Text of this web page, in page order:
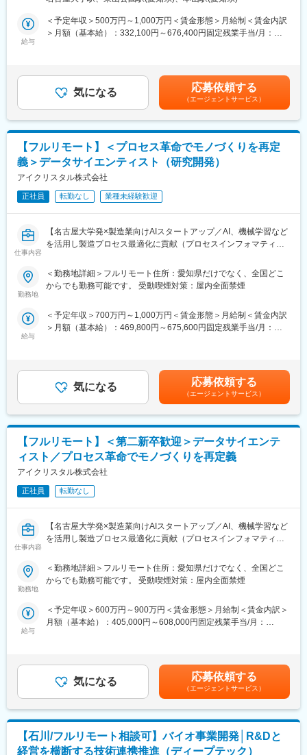
・シミュレーションを有効活用し、試作や製造工程を短縮し歩留
まり向上に貢献頂きます。
・オープンソースCAEのソルバー開発
・CAEや物理ドメインに関するリサーチ
■業務の魅力
・CAE解析にAIを組み合わせたソリューションの経験を積むこと
が可能です。
・クライアントの製造現場のエンジニアの方々とのコミュニケー
ション機会も豊富です。現場の方から情報を引き出すためのコミ
■中途入社者からの声
もフラットに議論できる」「自社開発の教育システムで学びなが
らスピード成長」「国家プロジェクトや大手企業との共同研究に
■フルリモート勤務
どこからでも勤務可能です。実際に隔月出社のペースで働いてい
る社員もいます。
・名古屋大学・宇治原研究室の先端研究を基盤に生まれたスター
トアップ企業です。
・製造業の「当たり前」を変える新技術である、プロセスインフ
ンを作り、仮想実験で最適条件を瞬時に導きます。結果、開発期
間は短縮、さらに高品質な製品開発に繋げることができます。
・仲間はAIエンジニアや大手企業出身者など多彩なメンバーで構
成され、資金調達も完了しています。
・国家プロジェクトや大手企業との共同研究も進行中で、日本の
ものづくりに新しい常識を生み出す挑戦を続けています。
給与
＜予定年収＞500万円～1,000万円＜賃金形態＞月給制＜賃金内訳
＞月額（基本給）：332,100円～676,400円固定残業手当/月：
給与改定：年2回（1月、7月）■賞与：年2回（3月、9月）賃金は
あくまでも目安の金額であり、選考を通じて上下する可能性があ
ります。月給(月額)は固定手当を含めた表記です。
気になる 応募依頼する
（エージェントサービス）
【フルリモート】＜プロセス革命でモノづくりを再定
義＞データサイエンティスト（研究開発）
アイクリスタル株式会社
正社員 転勤なし 業種未経験歓迎
仕事内容
【名古屋大学発×製造業向けAIスタートアップ／AI、機械学習など
を活用し製造プロセス最適化に貢献（プロセスインフォマティク
■業務内容
機械学習や統計学、数理最適化を駆使して製造業における課題解
て頂きます。企業や研究所、大学との共同研究プロジェクトも多
く、新規性のあるものについては学会発表や論文投稿、特許の取
づくりを根本から改善し、直接社会の役に立てます。
・製造業ドメイン知識を持つ社員との議論をしながらの機械学
習、統計的手法や数理最適化を用いて課題解決に取り組めます。
研究要素・新規性のあるものについては学会発表や論文投稿、特
許の取得等をすることも可能です。
■中途入社者からの声
「前職の経験を活かしながら新しい技術に挑戦できる」「役員と
もフラットに議論できる環境」「自社開発の教育システムで学び
ながらスピード成長」「国家プロジェクトや大手企業との共同研
■フルリモート勤務
どこからでも勤務可能です。実際に隔月出社のペースで働いてい
る社員もいます。
■当社について
名古屋大学・宇治原研究室の先端研究を基盤に生まれたスタート
マティクス（PI）で、カンや試行錯誤に頼る開発から、データ駆
動のスマートなプロセスへ。わずかな実データからデジタルツイ
ンを作り、仮想実験で最適条件を瞬時に導きます。
結果、開発期間は短縮、さらに高品質な製品開発に繋げることが
できます。
■差別化ポイント
仲間はAIエンジニアや大手企業出身者など多彩なメンバーで、資
勤務地
＜勤務地詳細＞フルリモート住所：愛知県だけでなく、全国どこ
からでも勤務可能です。 受動喫煙対策：屋内全面禁煙
給与
＜予定年収＞700万円～1,000万円＜賃金形態＞月給制＜賃金内訳
＞月額（基本給）：469,800円～675,600円固定残業手当/月：
給与改定：年2回（１月、７月）■賞与：年2回（3月、9月）賃金
はあくまでも目安の金額であり、選考を通じて上下する可能性が
あります。月給(月額)は固定手当を含めた表記です。
気になる 応募依頼する
（エージェントサービス）
【フルリモート】＜第二新卒歓迎＞データサイエンテ
ィスト／プロセス革命でモノづくりを再定義
アイクリスタル株式会社
正社員 転勤なし
仕事内容
【名古屋大学発×製造業向けAIスタートアップ／AI、機械学習など
を活用し製造プロセス最適化に貢献（プロセスインフォマティク
■業務内容
製造業のクライアントから頂く現場の各種データを解析し、生産
案を担当して頂きます。企業や大学との共同研究プロジェクトも
多く、新規性のあるものについては学会発表や論文投稿、特許の
で最適化し、顧客の製品の品質向上やスピード向上、不良率の低
減などに貢献します。
・製造現場のエンジニアとコミュニケーション機会も豊富です。
現場の方から情報を引き出すためコミュニケーション力や課題を
抽出し整理する力が身につきます。
■中途入社者からの声
勤務地
＜勤務地詳細＞フルリモート住所：愛知県だけでなく、全国どこ
からでも勤務可能です。 受動喫煙対策：屋内全面禁煙
給与
＜予定年収＞600万円～900万円＜賃金形態＞月給制＜賃金内訳＞
月額（基本給）：405,000円～608,000円固定残業手当/月：
給与改定：年2回（１月、７月）■賞与：年2回（3月、9月）賃金
はあくまでも目安の金額であり、選考を通じて上下する可能性が
あります。月給(月額)は固定手当を含めた表記です。
気になる 応募依頼する
（エージェントサービス）
【石川/フルリモート相談可】バイオ事業開発│R&Dと
経営を横断する技術連携推進（ディープテック）